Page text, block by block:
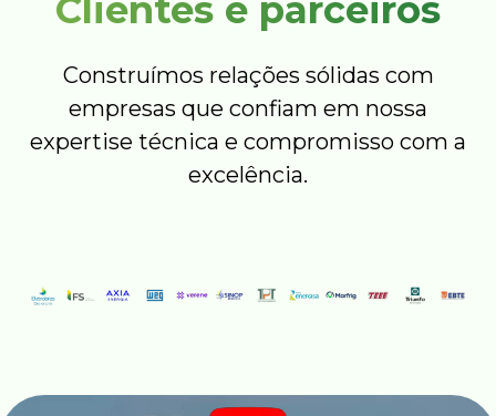
Clientes e parceiros
Construímos relações sólidas com
empresas que confiam em nossa
expertise técnica e compromisso com a
excelência.